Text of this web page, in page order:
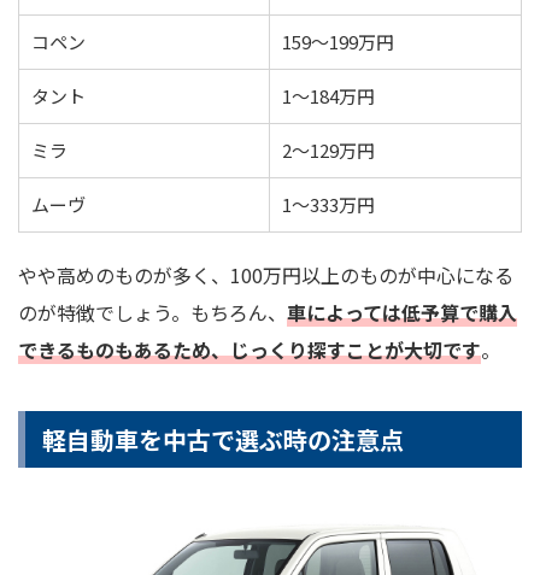
コペン 159～199万円
タント 1～184万円
ミラ 2～129万円
ムーヴ 1～333万円
やや高めのものが多く、100万円以上のものが中心になる
のが特徴でしょう。もちろん、 車によっては低予算で購入
できるものもあるため、じっくり探すことが大切です。
軽自動車を中古で選ぶ時の注意点